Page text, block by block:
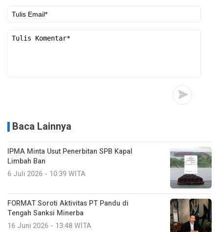
Baca Lainnya
IPMA Minta Usut Penerbitan SPB Kapal
Limbah Ban
6 Juli 2026 - 10:39 WITA
FORMAT Soroti Aktivitas PT Pandu di
Tengah Sanksi Minerba
16 Juni 2026 - 13:48 WITA